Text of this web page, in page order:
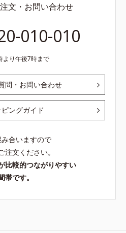
文・お問い合わせ
010-010
より午後7時まで
問・お問い合わせ
ングガイド
み合いますので
注文ください。
比較的つながりやすい
帯です。